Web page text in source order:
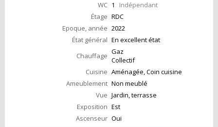
WC 1 Indépendant
Étage RDC
Epoque, année 2022
État général En excellent état
Chauffage Gaz
Collectif
Cuisine Aménagée, Coin cuisine
Ameublement Non meublé
Vue Jardin, terrasse
Exposition Est
Ascenseur Oui